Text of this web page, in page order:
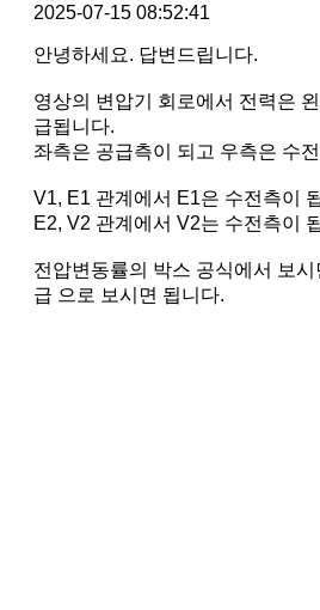
2025-07-15 08:52:41
안녕하세요. 답변드립니다.
영상의 변압기 회로에서 전력은
급됩니다.
좌측은 공급측이 되고 우측은 수
V1, E1 관계에서 E1은 수전측이
E2, V2 관계에서 V2는 수전측이
전압변동률의 박스 공식에서 보
급 으로 보시면 됩니다.